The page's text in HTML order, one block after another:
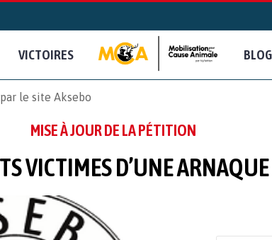
VICTOIRES BLOG
le site Aksebo
MISE À JOUR DE LA PÉTITION
VICTIMES D’UNE